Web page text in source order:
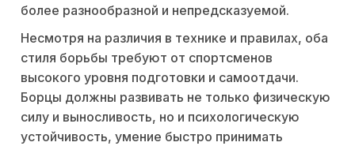
более разнообразной и непредсказуемой.
Несмотря на различия в технике и правилах, оба
стиля борьбы требуют от спортсменов
высокого уровня подготовки и самоотдачи.
Борцы должны развивать не только физическую
силу и выносливость, но и психологическую
устойчивость, умение быстро принимать